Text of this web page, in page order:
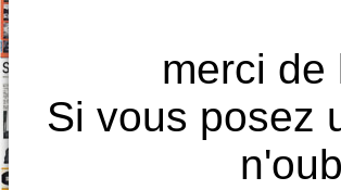
merci de
Si vous posez